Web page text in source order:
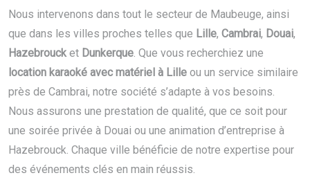
Nous intervenons dans tout le secteur de Maubeuge, ainsi
que dans les villes proches telles que Lille, Cambrai, Douai,
Hazebroucket Dunkerque. Que vous recherchiez une
location karaoké avec matériel à Lille ou un service similaire
près de Cambrai, notre société s’adapte à vos besoins.
Nous assurons une prestation de qualité, que ce soit pour
une soirée privée à Douai ou une animation d’entreprise à
Hazebrouck. Chaque ville bénéficie de notre expertise pour
des événements clés en main réussis.